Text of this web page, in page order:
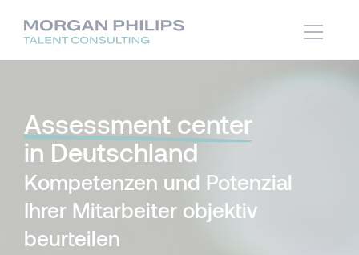
Assessment center
in Deutschland
Kompetenzen und Potenzial
Ihrer Mitarbeiter objektiv
beurteilen